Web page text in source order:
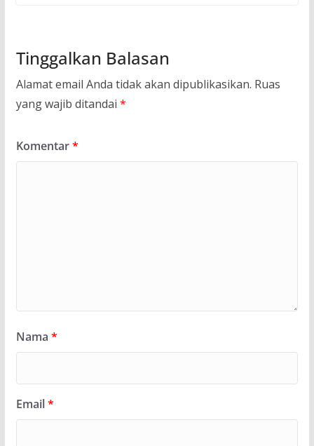
Tinggalkan Balasan
Alamat email Anda tidak akan dipublikasikan. Ruas
yang wajib ditandai *
Komentar*
Nama *
Email*